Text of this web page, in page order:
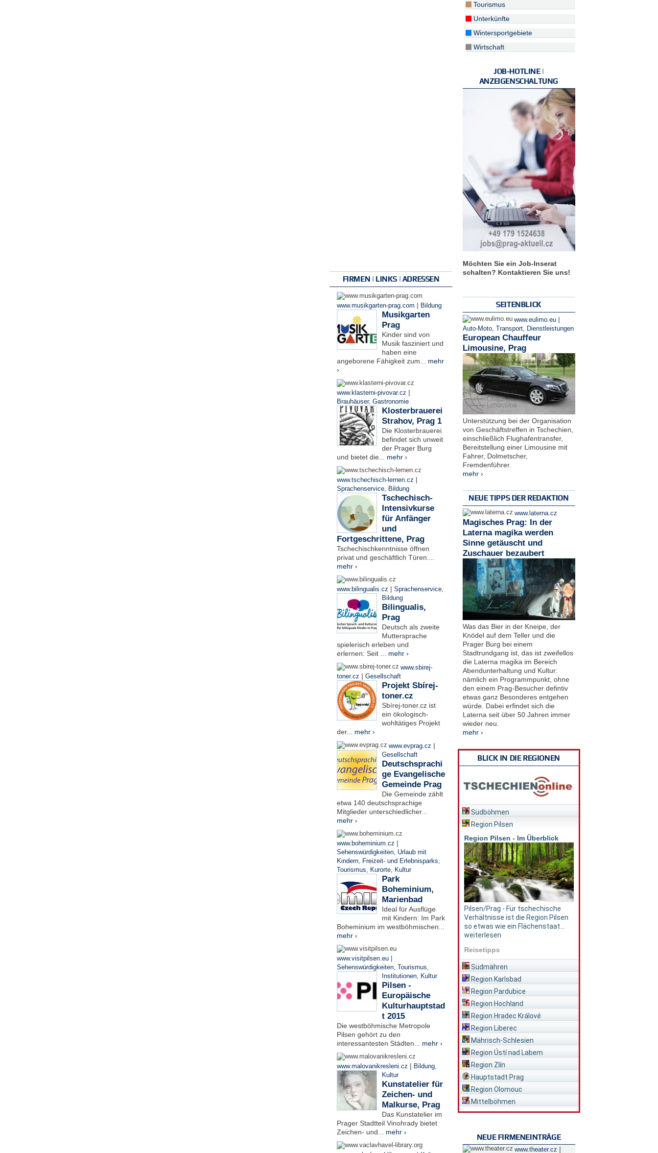
FIRMEN | LINKS | ADRESSEN
www.musikgarten-prag.com | Bildung
Musikgarten
Prag
Kinder sind von
Musik fasziniert und
haben eine
angeborene Fähigkeit zum... mehr
›
www.klasterni-pivovar.cz |
Brauhäuser, Gastronomie
Klosterbrauerei
Strahov, Prag 1
Die Klosterbrauerei
befindet sich unweit
der Prager Burg
und bietet die... mehr ›
www.tschechisch-lernen.cz |
Sprachenservice, Bildung
Tschechisch-
Intensivkurse
für Anfänger
und
Fortgeschrittene, Prag
Tschechischkenntnisse öffnen
privat und geschäftlich Türen....
mehr ›
www.bilingualis.cz | Sprachenservice,
Bildung
Bilingualis,
Prag
Deutsch als zweite
Muttersprache
spielerisch erleben und
erlernen: Seit ... mehr ›
www.sbirej-
toner.cz | Gesellschaft
Projekt Sbírej-
toner.cz
Sbírej-toner.cz ist
ein ökologisch-
wohltätiges Projekt
der... mehr ›
www.evprag.cz |
Gesellschaft
Deutschsprachi
ge Evangelische
Gemeinde Prag
Die Gemeinde zählt
etwa 140 deutschsprachige
Mitglieder unterschiedlicher...
mehr ›
www.boheminium.cz |
Sehenswürdigkeiten, Urlaub mit
Kindern, Freizeit- und Erlebnisparks,
Tourismus, Kurorte, Kultur
Park
Boheminium,
Marienbad
Ideal für Ausflüge
mit Kindern: Im Park
Boheminium im westböhmischen...
mehr ›
www.visitpilsen.eu |
Sehenswürdigkeiten, Tourismus,
Institutionen, Kultur
Pilsen -
Europäische
Kulturhauptstad
t 2015
Die westböhmische Metropole
Pilsen gehört zu den
interessantesten Städten... mehr ›
www.malovanikresleni.cz | Bildung,
Kultur
Kunstatelier für
Zeichen- und
Malkurse, Prag
Das Kunstatelier im
Prager Stadtteil Vinohrady bietet
Zeichen- und... mehr ›
Tourismus
Unterkünfte
Wintersportgebiete
Wirtschaft
JOB-HOTLINE |
ANZEIGENSCHALTUNG
Möchten Sie ein Job-Inserat
schalten? Kontaktieren Sie uns!
SEITENBLICK
www.eulimo.eu |
Auto-Moto, Transport, Dienstleistungen
European Chauffeur
Limousine, Prag
Unterstützung bei der Organisation
von Geschäftstreffen in Tschechien,
einschließlich Flughafentransfer,
Bereitstellung einer Limousine mit
Fahrer, Dolmetscher,
Fremdenführer.
mehr ›
NEUE TIPPS DER REDAKTION
www.laterna.cz
Magisches Prag: In der
Laterna magika werden
Sinne getäuscht und
Zuschauer bezaubert
Was das Bier in der Kneipe, der
Knödel auf dem Teller und die
Prager Burg bei einem
Stadtrundgang ist, das ist zweifellos
die Laterna magika im Bereich
Abendunterhaltung und Kultur:
nämlich ein Programmpunkt, ohne
den einem Prag-Besucher defintiv
etwas ganz Besonderes entgehen
würde. Dabei erfindet sich die
Laterna seit über 50 Jahren immer
wieder neu.
mehr ›
BLICK IN DIE REGIONEN
Südböhmen
Region Pilsen
Region Pilsen - Im Überblick
Pilsen/Prag - Für tschechische
Verhältnisse ist die Region Pilsen
so etwas wie ein Flächenstaat...
weiterlesen
Reisetipps
Südmähren
Region Karlsbad
Region Pardubice
Region Hochland
Region Hradec Králové
Region Liberec
Mährisch-Schlesien
Region Ústí nad Labem
Region Zlín
Hauptstadt Prag
Region Olomouc
Mittelböhmen
NEUE FIRMENEINTRÄGE
www.theater.cz |